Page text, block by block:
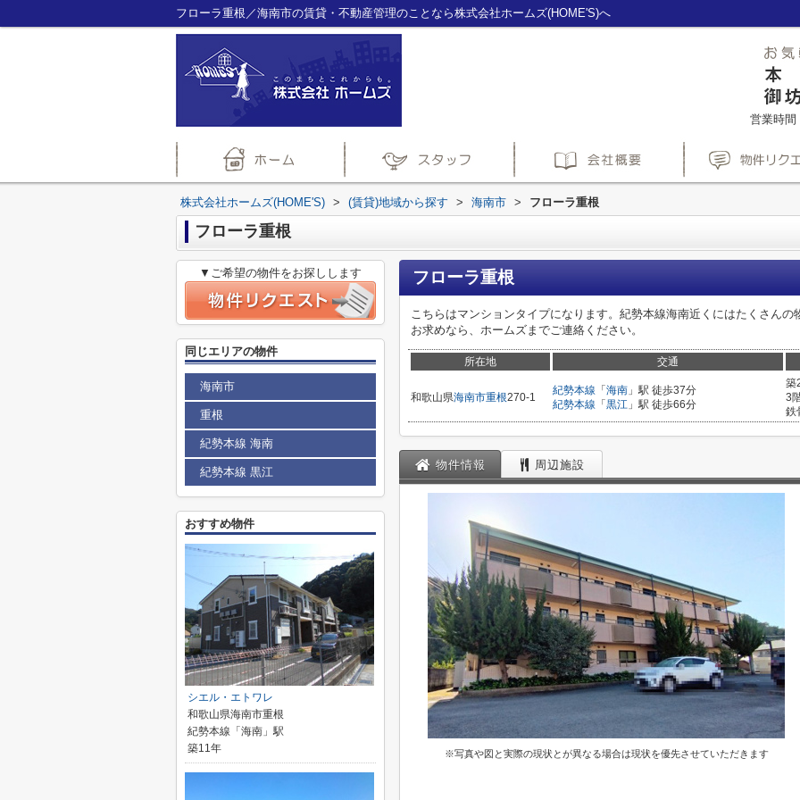
フローラ重根／海南市の賃貸・不動産管理のことなら株式会社ホームズ(HOME'S)へ
営業時間
株式会社ホームズ(HOME'S) > (賃貸)地域から探す > 海南市 > フローラ重根
フローラ重根
フローラ重根
こちらはマンションタイプになります。紀勢本線海南近くにはたくさん
お求めなら、ホームズまでご連絡ください。
所在地 交通
和歌山県海南市重根270-1
紀勢本線 「 海南 」駅 徒歩37分
紀勢本線 「 黒江 」駅 徒歩66分
築
3
鉄
物件情報 周辺施設
※写真や図と実際の現状とが異なる場合は現状を優先させていただきます
▼ご希望の物件をお探しします
同じエリアの物件
海南市
重根
紀勢本線 海南
紀勢本線 黒江
おすすめ物件
シエル・エトワレ
和歌山県海南市重根
紀勢本線「海南」駅
築11年